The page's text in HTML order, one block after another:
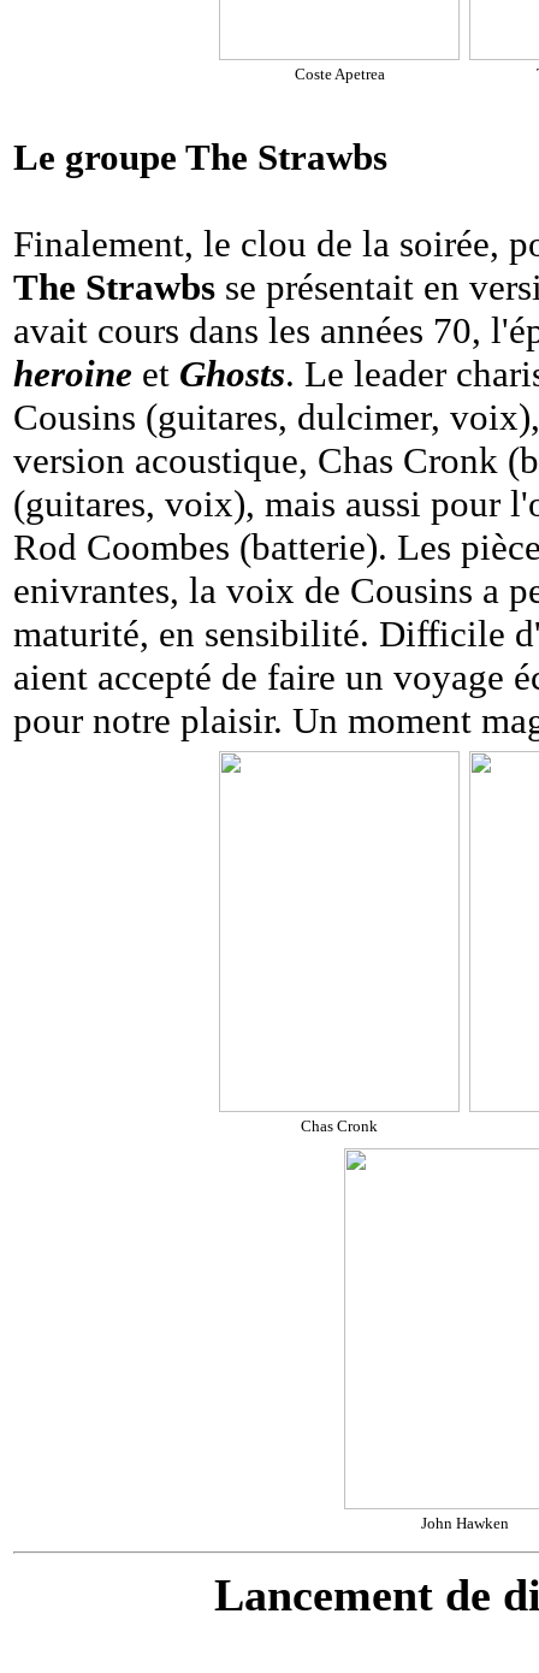
Coste Apetrea
Le groupe The Strawbs
Finalement, le clou de la soirée,
The Strawbs se présentait en
avait cours dans les années 70,
heroine et Ghosts. Le leader
Cousins (guitares, dulcimer,
version acoustique, Chas Cronk
(guitares, voix), mais aussi pour
Rod Coombes (batterie). Les
enivrantes, la voix de Cousins a
maturité, en sensibilité. Difficile
aient accepté de faire un voyage
pour notre plaisir. Un moment
Chas Cronk
John Hawken
Lancement de